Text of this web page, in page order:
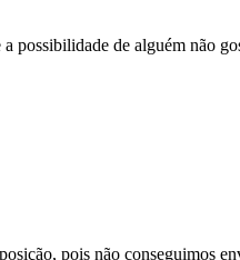
possibilidade de alguém não
pois não conseguimos